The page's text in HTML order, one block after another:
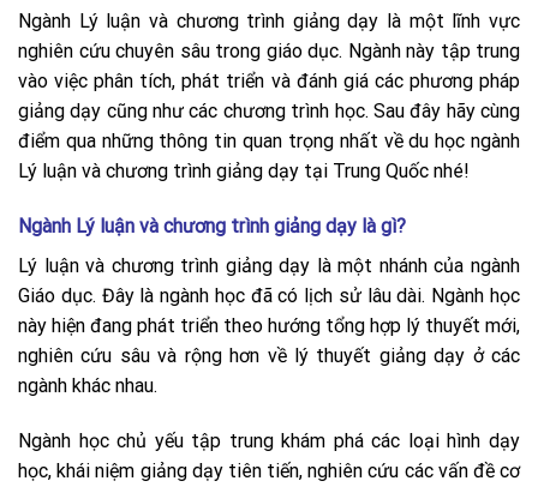
Ngành Lý luận và chương trình giảng dạy là một lĩnh vực
nghiên cứu chuyên sâu trong giáo dục. Ngành này tập trung
vào việc phân tích, phát triển và đánh giá các phương pháp
giảng dạy cũng như các chương trình học. Sau đây hãy cùng
điểm qua những thông tin quan trọng nhất về du học ngành
Lý luận và chương trình giảng dạy tại Trung Quốc nhé!
Ngành Lý luận và chương trình giảng dạy là gì?
Lý luận và chương trình giảng dạy là một nhánh của ngành
Giáo dục. Đây là ngành học đã có lịch sử lâu dài. Ngành học
này hiện đang phát triển theo hướng tổng hợp lý thuyết mới,
nghiên cứu sâu và rộng hơn về lý thuyết giảng dạy ở các
ngành khác nhau.
Ngành học chủ yếu tập trung khám phá các loại hình dạy
học, khái niệm giảng dạy tiên tiến, nghiên cứu các vấn đề cơ